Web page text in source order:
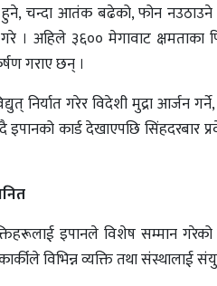
चन्दा आतंक बढेको, फोन
गरे । अहिले ३६०० मेगावाट
गराए छन् ।
निर्यात गरेर विदेशी मुद्रा आर्जन
इपानको कार्ड देखाएपछि सिंहदरबार
इपानले विशेष सम्मान
विभिन्न व्यक्ति तथा संस्थालाई